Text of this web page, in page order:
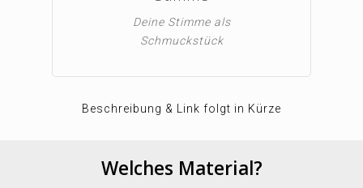
Deine Stimme als
Schmuckstück
Beschreibung & Link folgt in Kürze
Welches Material?